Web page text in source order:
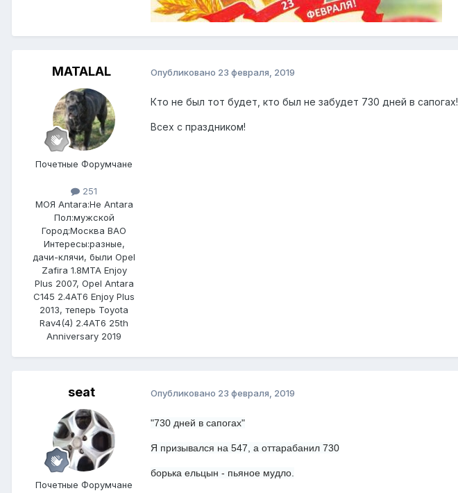
MATALAL
Почетные Форумчане
251
МОЯ Antara:Не Antara
Пол:мужской
Город:Москва ВАО
Интересы:разные,
дачи-клячи, были Opel
Zafira 1.8MTA Enjoy
Plus 2007, Opel Antara
C145 2.4AT6 Enjoy Plus
2013, теперь Toyota
Rav4(4) 2.4AT6 25th
Anniversary 2019
Опубликовано 23 февраля, 2019
Кто не был тот будет, кто был не забудет 730 дней в сапогах!
Всех с праздником!
seat
Почетные Форумчане
Опубликовано 23 февраля, 2019
"730 дней в сапогах"
Я призывался на 547, а оттарабанил 730
борька ельцын - пьяное мудло.